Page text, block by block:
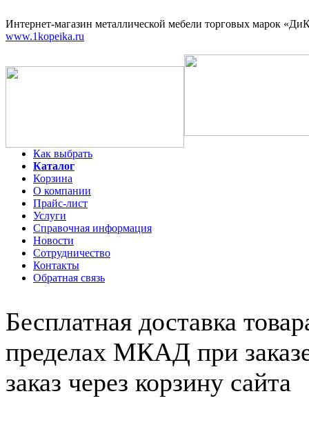
Интернет-магазин металлической мебели торговых марок
www.1kopeika.ru
Как выбрать
Каталог
Корзина
О компании
Прайс-лист
Услуги
Справочная информация
Новости
Сотрудничество
Контакты
Обратная связь
Бесплатная доставка
пределах МКАД при
заказ через корзину сайта